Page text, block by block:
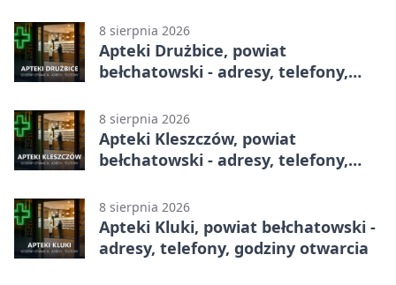
8 sierpnia 2026
Apteki Drużbice, powiat
bełchatowski - adresy, telefony,
8 sierpnia 2026
Apteki Kleszczów, powiat
bełchatowski - adresy, telefony,
8 sierpnia 2026
Apteki Kluki, powiat bełchatowski -
adresy, telefony, godziny otwarcia